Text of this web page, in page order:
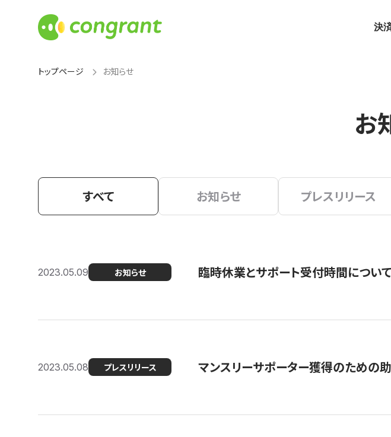
決
トップページ お知らせ
お
すべて お知らせ プレスリリース
2023.05.09 お知らせ 臨時休業とサポート受付時間につい
2023.05.08 プレスリリース マンスリーサポーター獲得のための